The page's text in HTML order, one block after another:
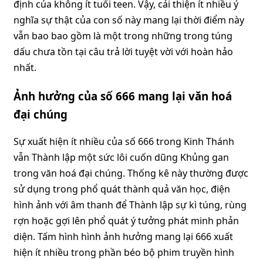
định của không ít tuổi teen. Vậy, cải thiện ít nhiều ý
nghĩa sự thật của con số này mang lại thời điểm này
vẫn bao bao gồm là một trong những trong túng
dấu chưa tồn tại câu trả lời tuyệt vời với hoàn hảo
nhất.
Ảnh hưởng của số 666 mang lại văn hoá
đại chúng
Sự xuất hiện ít nhiều của số 666 trong Kinh Thánh
vẫn Thành lập một sức lôi cuốn dũng Khủng gan
trong văn hoá đại chúng. Thống kê này thường được
sử dụng trong phổ quát thành quả văn học, điện
hình ảnh với âm thanh để Thành lập sự kì túng, rùng
rợn hoặc gợi lên phổ quát ý tưởng phát minh phản
diện. Tấm hình hình ảnh hưởng mang lại 666 xuất
hiện ít nhiều trong phần béo bộ phim truyền hình